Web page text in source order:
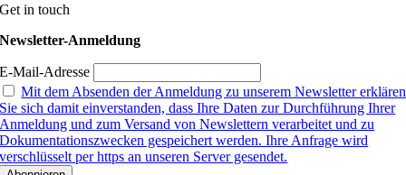
Get in touch
Newsletter-Anmeldung
E-Mail-Adresse
Mit dem Absenden der Anmeldung zu unserem Newsletter erklären
Sie sich damit einverstanden, dass Ihre Daten zur Durchführung Ihrer
Anmeldung und zum Versand von Newslettern verarbeitet und zu
Dokumentationszwecken gespeichert werden. Ihre Anfrage wird
verschlüsselt per https an unseren Server gesendet.